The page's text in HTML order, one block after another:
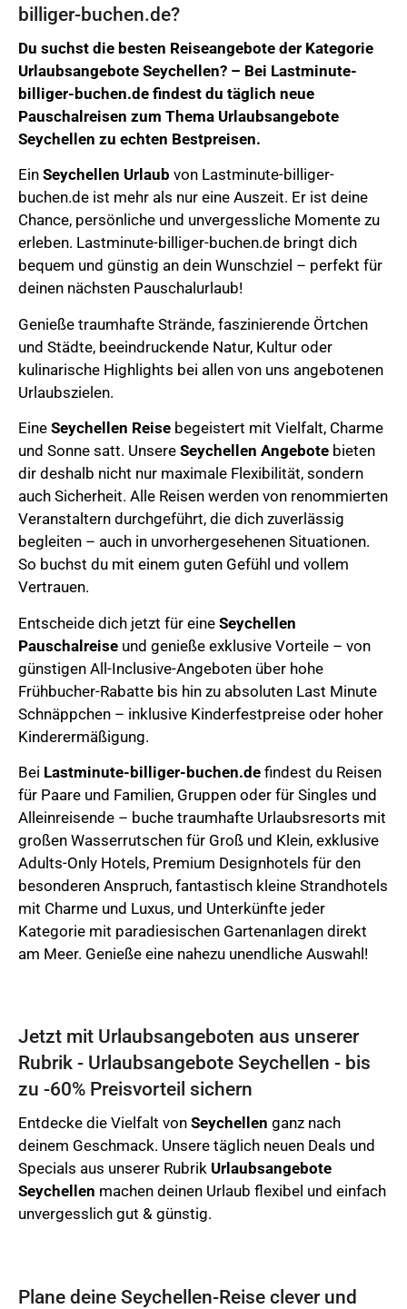
billiger-buchen.de?
Du suchst die besten Reiseangebote der Kategorie
Urlaubsangebote Seychellen? – Bei Lastminute-
billiger-buchen.de findest du täglich neue
Pauschalreisen zum Thema Urlaubsangebote
Seychellen zu echten Bestpreisen.
Ein Seychellen Urlaub von Lastminute-billiger-
buchen.de ist mehr als nur eine Auszeit. Er ist deine
Chance, persönliche und unvergessliche Momente zu
erleben. Lastminute-billiger-buchen.de bringt dich
bequem und günstig an dein Wunschziel – perfekt für
deinen nächsten Pauschalurlaub!
Genieße traumhafte Strände, faszinierende Örtchen
und Städte, beeindruckende Natur, Kultur oder
kulinarische Highlights bei allen von uns angebotenen
Urlaubszielen.
Eine Seychellen Reise begeistert mit Vielfalt, Charme
und Sonne satt. Unsere Seychellen Angebote bieten
dir deshalb nicht nur maximale Flexibilität, sondern
auch Sicherheit. Alle Reisen werden von renommierten
Veranstaltern durchgeführt, die dich zuverlässig
begleiten – auch in unvorhergesehenen Situationen.
So buchst du mit einem guten Gefühl und vollem
Vertrauen.
Entscheide dich jetzt für eine Seychellen
Pauschalreise und genieße exklusive Vorteile – von
günstigen All-Inclusive-Angeboten über hohe
Frühbucher-Rabatte bis hin zu absoluten Last Minute
Schnäppchen – inklusive Kinderfestpreise oder hoher
Kinderermäßigung.
Bei Lastminute-billiger-buchen.de findest du Reisen
für Paare und Familien, Gruppen oder für Singles und
Alleinreisende – buche traumhafte Urlaubsresorts mit
großen Wasserrutschen für Groß und Klein, exklusive
Adults-Only Hotels, Premium Designhotels für den
besonderen Anspruch, fantastisch kleine Strandhotels
mit Charme und Luxus, und Unterkünfte jeder
Kategorie mit paradiesischen Gartenanlagen direkt
am Meer. Genieße eine nahezu unendliche Auswahl!
Jetzt mit Urlaubsangeboten aus unserer
Rubrik - Urlaubsangebote Seychellen - bis
zu -60% Preisvorteil sichern
Entdecke die Vielfalt von Seychellen ganz nach
deinem Geschmack. Unsere täglich neuen Deals und
Specials aus unserer Rubrik Urlaubsangebote
Seychellen machen deinen Urlaub flexibel und einfach
unvergesslich gut & günstig.
Plane deine Seychellen-Reise clever und